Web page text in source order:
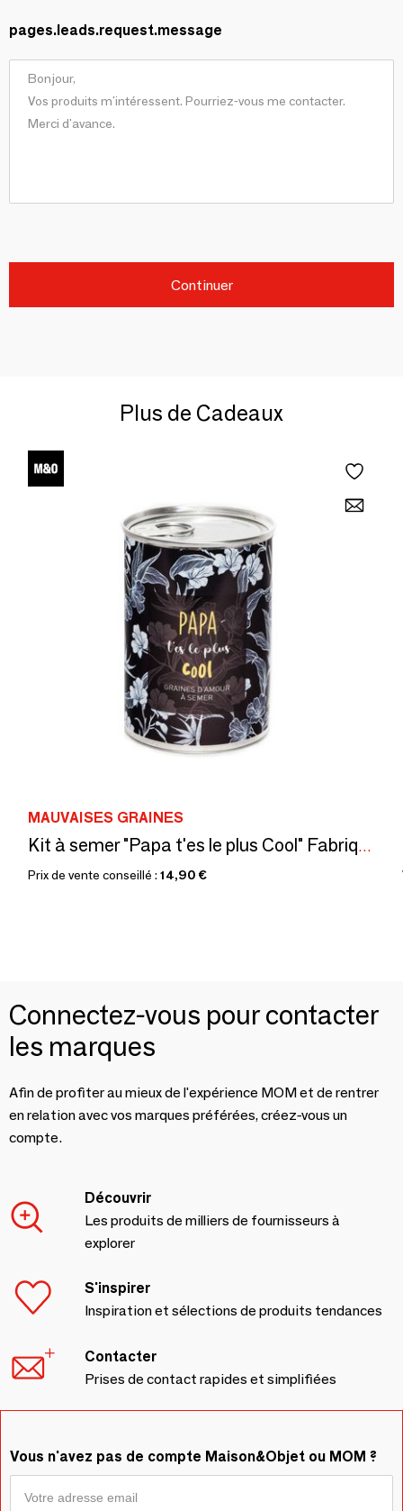
pages.leads.request.message
Continuer
Plus de Cadeaux
MAUVAISES GRAINES
Kit à semer "Papa t'es le plus Cool" Fabriqué en France
Prix de vente conseillé : 14,90 €
Connectez-vous pour contacter
les marques
Afin de profiter au mieux de l'expérience MOM et de rentrer
en relation avec vos marques préférées, créez-vous un
compte.
Découvrir
Les produits de milliers de fournisseurs à
explorer
S'inspirer
Inspiration et sélections de produits tendances
Contacter
Prises de contact rapides et simplifiées
Vous n'avez pas de compte Maison&Objet ou MOM ?